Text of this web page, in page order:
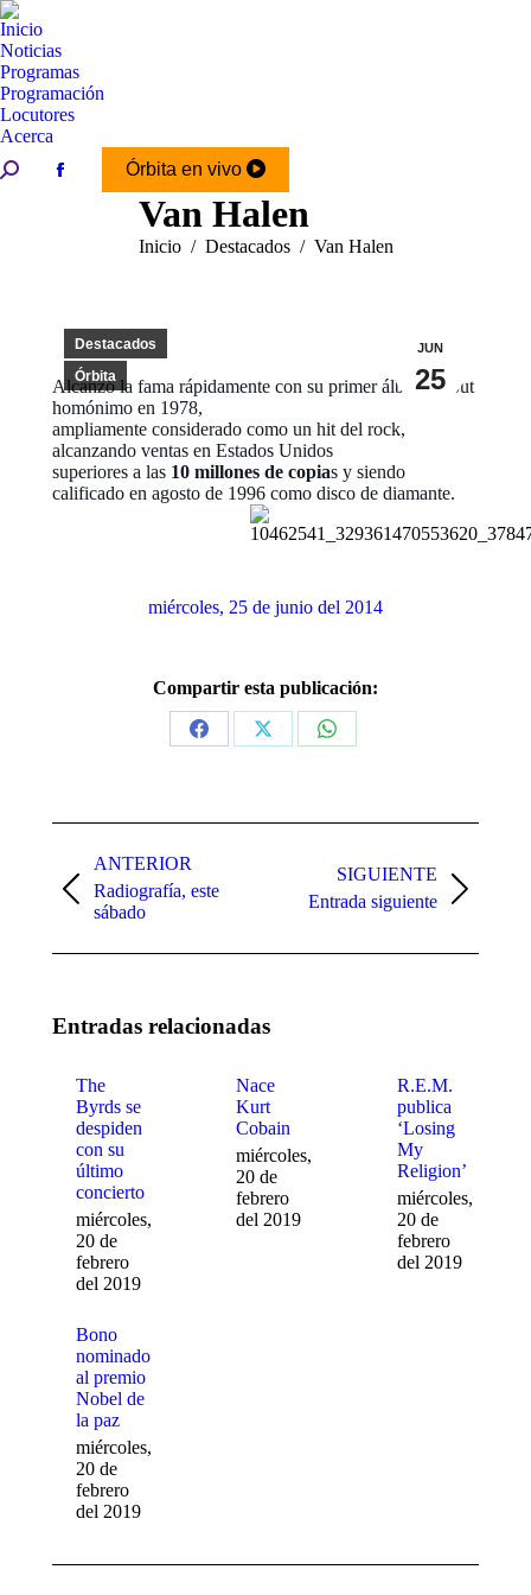
Inicio
Noticias
Programas
Programación
Locutores
Acerca
Buscar:
Facebook
Órbita en vivo
Van Halen
Estás aquí:
Inicio Destacados Van Halen
JUN
25
Destacados
Órbita
Alcanzó la fama rápidamente con su primer álbum debut
homónimo en 1978,
ampliamente considerado como un hit del rock,
alcanzando ventas en Estados Unidos
superiores a las 10 millones de copias y siendo
calificado en agosto de 1996 como disco de diamante.
miércoles, 25 de junio del 2014
Compartir esta publicación:
Share
Share
Share
entre
publicaciones
ANTERIOR
Publicación
anterior:
Radiografía, este
sábado
SIGUIENTE
Publicación
Entrada siguiente
Entradas relacionadas
The
Byrds se
despiden
con su
último
concierto
miércoles,
20 de
febrero
del 2019
Nace
Kurt
Cobain
miércoles,
20 de
febrero
del 2019
R.E.M.
publica
‘Losing
My
Religion’
miércoles,
20 de
febrero
del 2019
Bono
nominado
al premio
Nobel de
la paz
miércoles,
20 de
febrero
del 2019